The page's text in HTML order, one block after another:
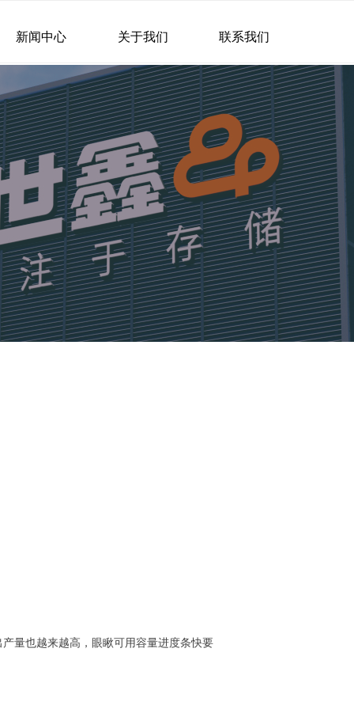
新闻中心 关于我们 联系我们
量也越来越高，眼瞅可用容量进度条快要